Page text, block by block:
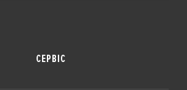
СЕРВІС